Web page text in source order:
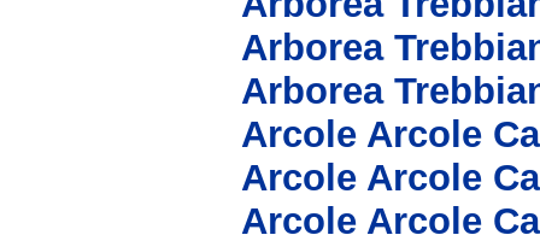
Arborea
Arborea
Arcole Arcole
Arcole Arcole
Arcole Arcole